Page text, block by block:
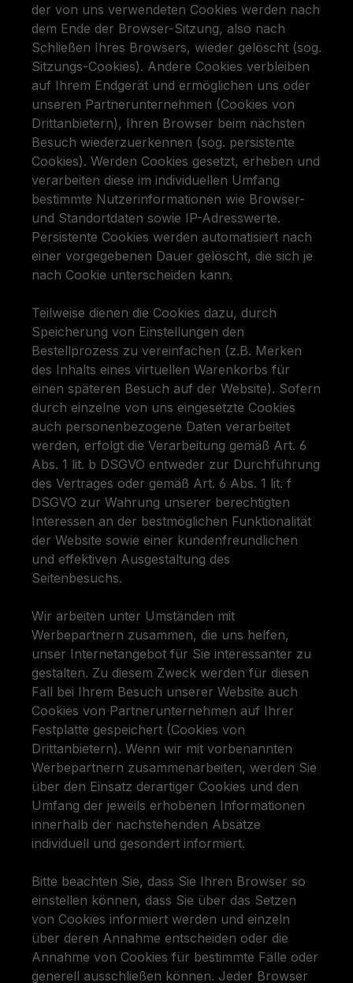
der von uns verwendeten Cookies werden nach
dem Ende der Browser-Sitzung, also nach
Schließen Ihres Browsers, wieder gelöscht (sog.
Sitzungs-Cookies). Andere Cookies verbleiben
auf Ihrem Endgerät und ermöglichen uns oder
unseren Partnerunternehmen (Cookies von
Drittanbietern), Ihren Browser beim nächsten
Besuch wiederzuerkennen (sog. persistente
Cookies). Werden Cookies gesetzt, erheben und
verarbeiten diese im individuellen Umfang
bestimmte Nutzerinformationen wie Browser-
und Standortdaten sowie IP-Adresswerte.
Persistente Cookies werden automatisiert nach
einer vorgegebenen Dauer gelöscht, die sich je
nach Cookie unterscheiden kann.
Teilweise dienen die Cookies dazu, durch
Speicherung von Einstellungen den
Bestellprozess zu vereinfachen (z.B. Merken
des Inhalts eines virtuellen Warenkorbs für
einen späteren Besuch auf der Website). Sofern
durch einzelne von uns eingesetzte Cookies
auch personenbezogene Daten verarbeitet
werden, erfolgt die Verarbeitung gemäß Art. 6
Abs. 1 lit. b DSGVO entweder zur Durchführung
des Vertrages oder gemäß Art. 6 Abs. 1 lit. f
DSGVO zur Wahrung unserer berechtigten
Interessen an der bestmöglichen Funktionalität
der Website sowie einer kundenfreundlichen
und effektiven Ausgestaltung des
Seitenbesuchs.
Wir arbeiten unter Umständen mit
Werbepartnern zusammen, die uns helfen,
unser Internetangebot für Sie interessanter zu
gestalten. Zu diesem Zweck werden für diesen
Fall bei Ihrem Besuch unserer Website auch
Cookies von Partnerunternehmen auf Ihrer
Festplatte gespeichert (Cookies von
Drittanbietern). Wenn wir mit vorbenannten
Werbepartnern zusammenarbeiten, werden Sie
über den Einsatz derartiger Cookies und den
Umfang der jeweils erhobenen Informationen
innerhalb der nachstehenden Absätze
individuell und gesondert informiert.
Bitte beachten Sie, dass Sie Ihren Browser so
einstellen können, dass Sie über das Setzen
von Cookies informiert werden und einzeln
über deren Annahme entscheiden oder die
Annahme von Cookies für bestimmte Fälle oder
generell ausschließen können. Jeder Browser